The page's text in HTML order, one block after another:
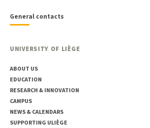
General contacts
UNIVERSITY OF LIÈGE
ABOUT US
EDUCATION
RESEARCH & INNOVATION
CAMPUS
NEWS & CALENDARS
SUPPORTING ULIÈGE